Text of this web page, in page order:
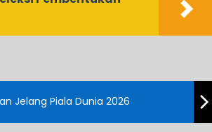
Jelang Piala Dunia 2026